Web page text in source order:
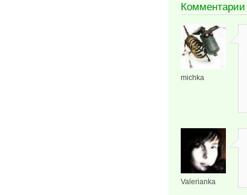
Комментарии
michka
Valerianka